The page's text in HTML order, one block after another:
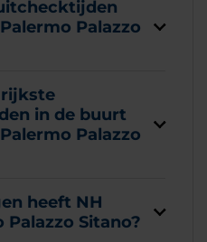
Palazzo
in de buurt
Palazzo
heeft NH
Sitano?